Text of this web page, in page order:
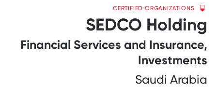
CERTIFIED ORGANIZATIONS
SEDCO Holding
Financial Services and Insurance,
Investments
Saudi Arabia